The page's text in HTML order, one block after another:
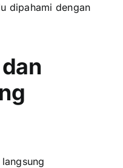
dipahami dеngаn